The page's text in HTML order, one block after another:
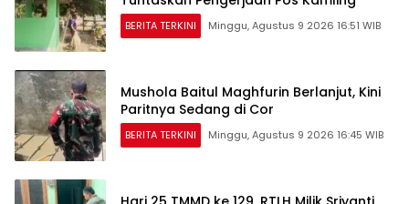
BERITA TERKINI Minggu, Agustus 9 2026 16:51 WIB
Mushola Baitul Maghfurin Berlanjut, Kini
Paritnya Sedang di Cor
BERITA TERKINI Minggu, Agustus 9 2026 16:45 WIB